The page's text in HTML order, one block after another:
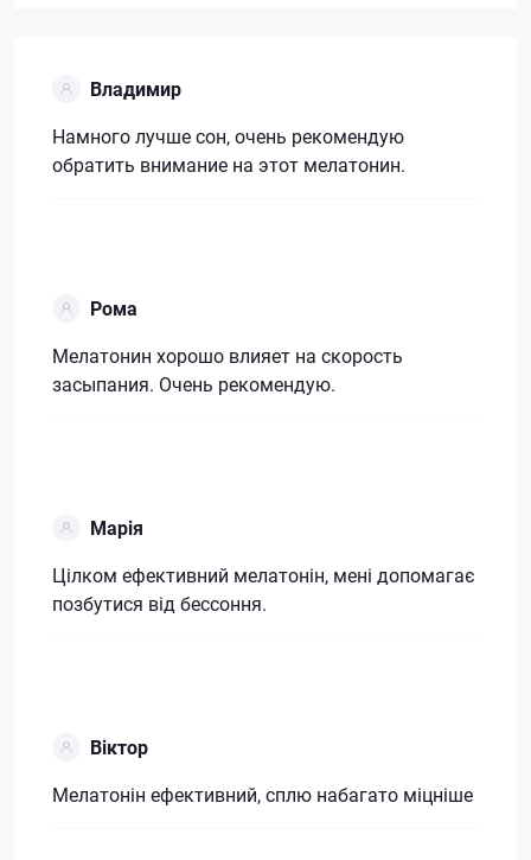
Владимир
Намного лучше сон, очень рекомендую
обратить внимание на этот мелатонин.
Рома
Мелатонин хорошо влияет на скорость
засыпания. Очень рекомендую.
Марія
Цілком ефективний мелатонін, мені допомагає
позбутися від бессоння.
Віктор
Мелатонін ефективний, сплю набагато міцніше